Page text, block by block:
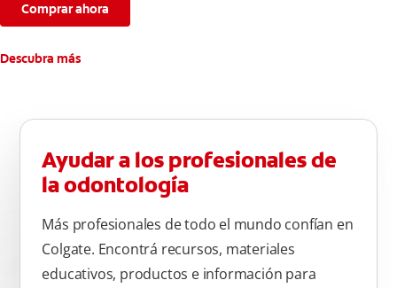
Comprar ahora
Descubra más
Ayudar a los profesionales de
la odontología
Más profesionales de todo el mundo confían en
Colgate. Encontrá recursos, materiales
educativos, productos e información para